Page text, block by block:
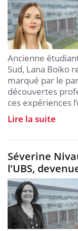
Ancienne
Sud, Lana Boiko
marqué par le
découvertes
ces expériences
Lire la suite
Séverine
l’UBS,